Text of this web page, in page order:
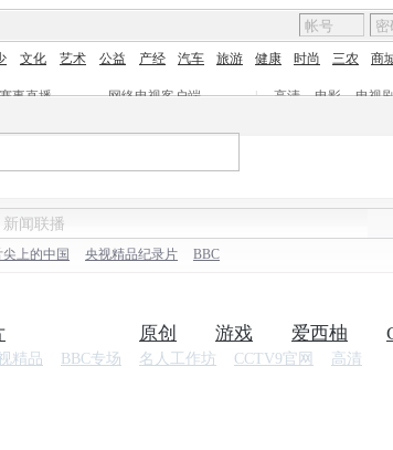
文化 艺术 公益 产经 汽车 旅游 健康 时尚 三农 商
赛事直播 网络电视客户端 | 高清 电影
电视
尖上的中国 央视精品纪录片 BBC
精品 BBC专场 名人工作坊 CCTV9官网 高清
原创 游戏 爱西柚